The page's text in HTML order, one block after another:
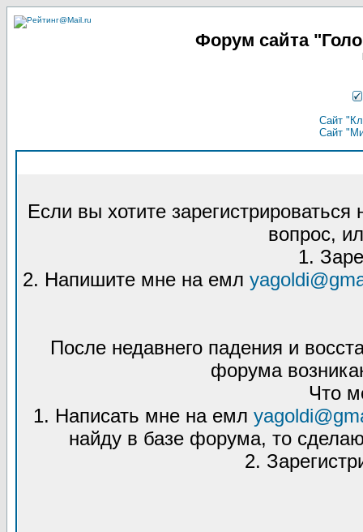
Форум сайта
Сайт
Сайт
Если вы хотите
вопрос,
1.
2. Напишите мне на емл
После недавнего падения и
форума
Что
1. Написать мне на емл
найду в базе форума, то
2.